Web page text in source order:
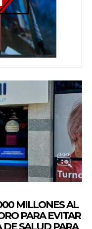
MILLONES AL
PARA EVITAR
DE SALUD PARA